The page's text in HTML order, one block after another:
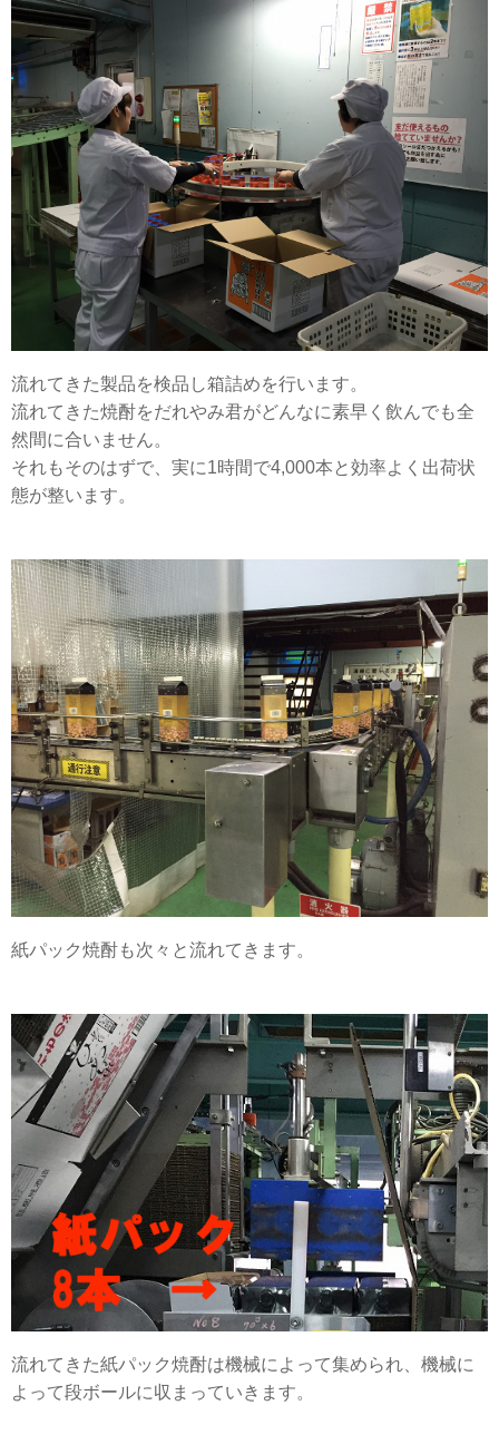
流れてきた製品を検品し箱詰めを行います。
流れてきた焼酎をだれやみ君がどんなに素早く飲んでも全
然間に合いません。
それもそのはずで、実に1時間で4,000本と効率よく出荷状
態が整います。
紙パック焼酎も次々と流れてきます。
流れてきた紙パック焼酎は機械によって集められ、機械に
よって段ボールに収まっていきます。